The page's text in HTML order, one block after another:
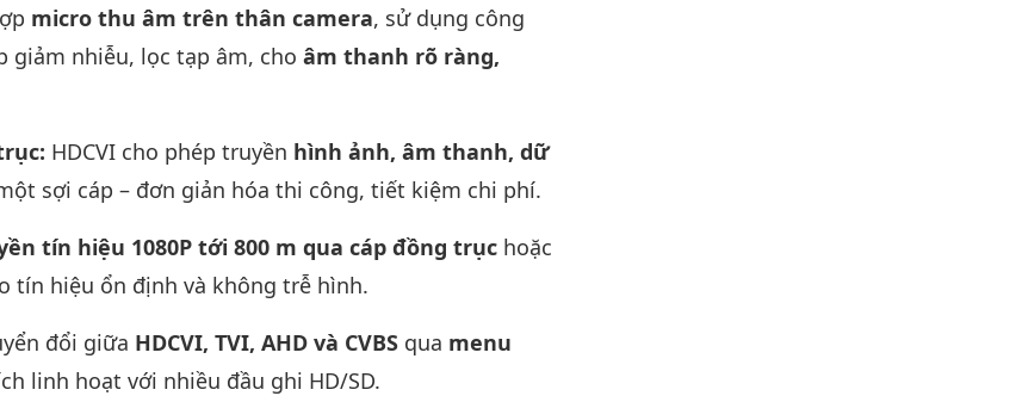
micro thu âm trên thân camera, sử dụng công
giảm nhiễu, lọc tạp âm, cho âm thanh rõ ràng,
HDCVI cho phép truyền hình ảnh, âm thanh, dữ
sợi cáp – đơn giản hóa thi công, tiết kiệm chi phí.
tín hiệu 1080P tới 800 m qua cáp đồng trục hoặc
tín hiệu ổn định và không trễ hình.
đổi giữa HDCVI, TVI, AHD và CVBS qua menu
linh hoạt với nhiều đầu ghi HD/SD.